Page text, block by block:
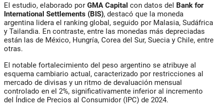
El estudio, elaborado por GMA Capital con datos del Bank for
International Settlements (BIS), destacó que la moneda
argentina lidera el ranking global, seguido por Malasia, Sudáfrica
y Tailandia. En contraste, entre las monedas más depreciadas
están las de México, Hungría, Corea del Sur, Suecia y Chile, entre
otras.
El notable fortalecimiento del peso argentino se atribuye al
esquema cambiario actual, caracterizado por restricciones al
mercado de divisas y un ritmo de devaluación mensual
controlado en el 2%, significativamente inferior al incremento
del Índice de Precios al Consumidor (IPC) de 2024.